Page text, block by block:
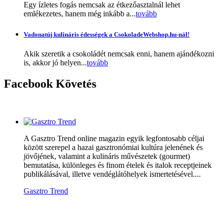
Egy ízletes fogás nemcsak az étkezőasztalnál lehet
emlékezetes, hanem még inkább a...tovább
Vadonatúj kulináris édességek a CsokoladeWebshop.hu-nál!
Akik szeretik a csokoládét nemcsak enni, hanem ajándékozni
is, akkor jó helyen...tovább
Facebook Követés
A Gasztro Trend online magazin egyik legfontosabb céljai
között szerepel a hazai gasztronómiai kultúra jelenének és
jövőjének, valamint a kulináris művészetek (gourmet)
bemutatása, különleges és finom ételek és italok receptjeinek
publikálásával, illetve vendéglátóhelyek ismertetésével....
Gasztro Trend